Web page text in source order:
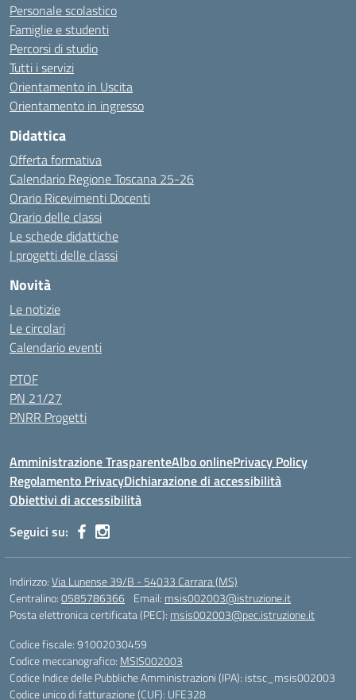
Personale scolastico
Famiglie e studenti
Percorsi di studio
Tutti i servizi
Orientamento in Uscita
Orientamento in ingresso
Didattica
Offerta formativa
Calendario Regione Toscana 25-26
Orario Ricevimenti Docenti
Orario delle classi
Le schede didattiche
I progetti delle classi
Novità
Le notizie
Le circolari
Calendario eventi
PTOF
PN 21/27
PNRR Progetti
Amministrazione TrasparenteAlbo onlinePrivacy Policy
Regolamento PrivacyDichiarazione di accessibilità
Obiettivi di accessibilità
Seguici su:
Indirizzo:Via Lunense 39/B - 54033 Carrara (MS)
Centralino:0585786366 Email: msis002003@istruzione.it
Posta elettronica certificata (PEC): msis002003@pec.istruzione.it
Codice fiscale: 91002030459
Codice meccanografico: MSIS002003
Codice Indice delle Pubbliche Amministrazioni (IPA): istsc_msis002003
Codice unico di fatturazione (CUF): UFE328